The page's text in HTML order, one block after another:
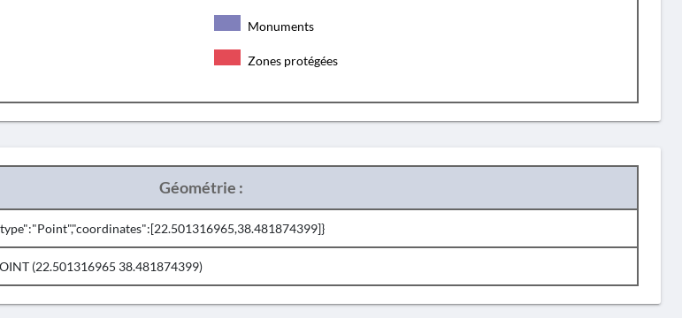
Monuments
Zones protégées
Géométrie :
(22.501316965 38.481874399)